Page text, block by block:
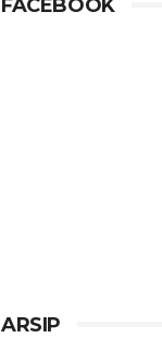
FACEBOOK
ARSIP